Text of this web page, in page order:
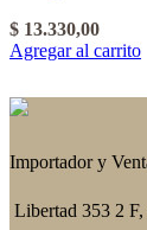
$ 13.330,00
Agregar al carrito
Importador y
Libertad 353 2